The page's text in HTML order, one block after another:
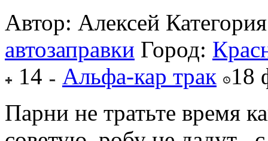
Автор: Алексей
автозаправки Город:
14
Альфа-кар трак
18
Парни не тратьте время